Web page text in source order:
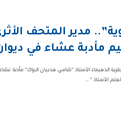
مدير المتحف
مأدبة عشاء في
13 هـ، مدير المتحف الأثري بقرية الدهيماء الأستاذ "شامي هديبان